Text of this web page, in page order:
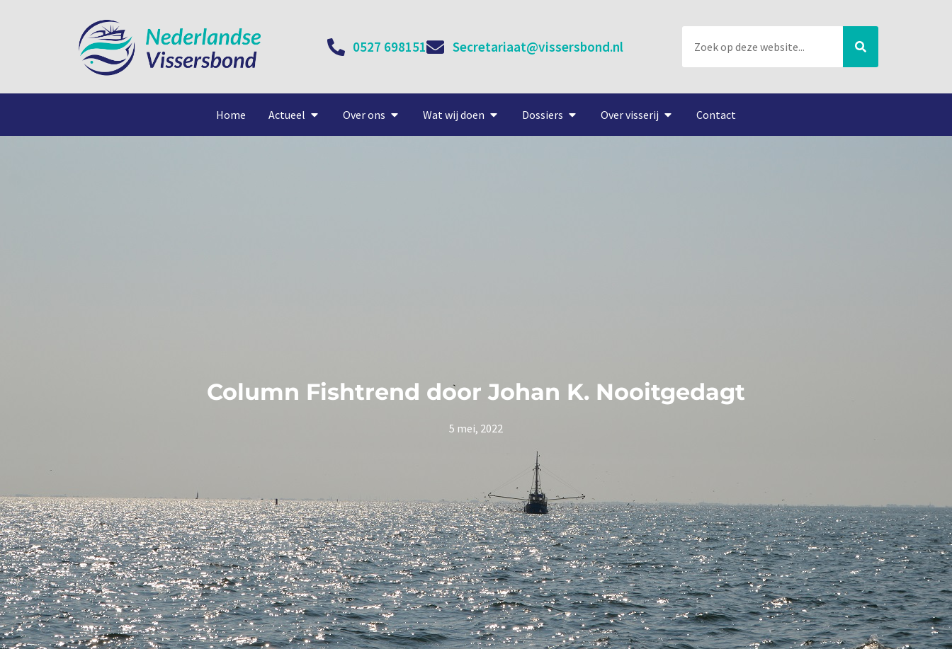
0527 698151 Secretariaat@vissersbond.nl
Home Actueel Over ons Wat wij doen Dossiers Over visserij Contact
Column Fishtrend door Johan K. Nooitgedagt
5 mei, 2022